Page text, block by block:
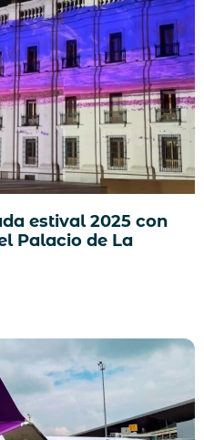
estival 2025 con
Palacio de La